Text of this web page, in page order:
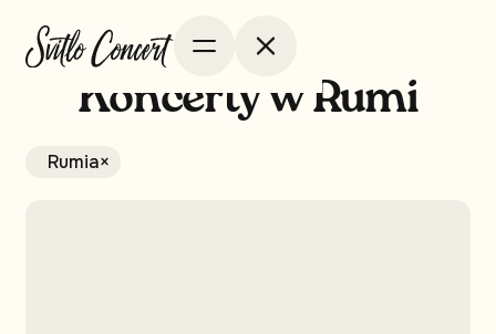
Koncerty w Rumi
Rumia×